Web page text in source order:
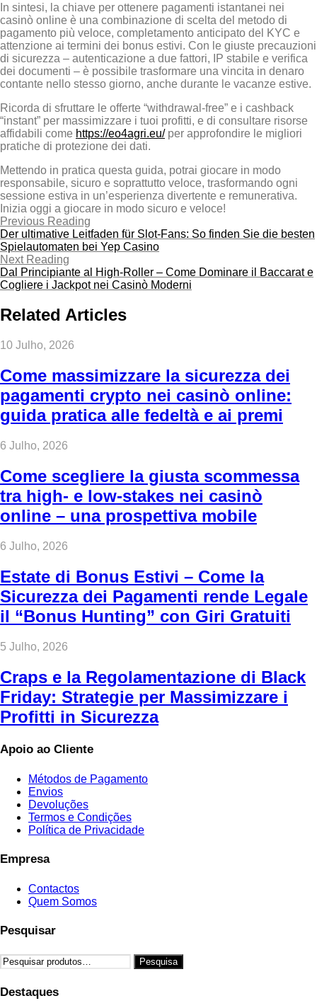
In sintesi, la chiave per ottenere pagamenti istantanei nei
casinò online è una combinazione di scelta del metodo di
pagamento più veloce, completamento anticipato del KYC e
attenzione ai termini dei bonus estivi. Con le giuste precauzioni
di sicurezza – autenticazione a due fattori, IP stabile e verifica
dei documenti – è possibile trasformare una vincita in denaro
contante nello stesso giorno, anche durante le vacanze estive.
Ricorda di sfruttare le offerte “withdrawal‑free” e i cashback
“instant” per massimizzare i tuoi profitti, e di consultare risorse
affidabili come https://eo4agri.eu/per approfondire le migliori
pratiche di protezione dei dati.
Mettendo in pratica questa guida, potrai giocare in modo
responsabile, sicuro e soprattutto veloce, trasformando ogni
sessione estiva in un’esperienza divertente e remunerativa.
Inizia oggi a giocare in modo sicuro e veloce!
Previous Reading
Der ultimative Leitfaden für Slot‑Fans: So finden Sie die besten
Spielautomaten bei Yep Casino
Next Reading
Dal Principiante al High‑Roller – Come Dominare il Baccarat e
Cogliere i Jackpot nei Casinò Moderni
Related Articles
10 Julho, 2026
Come massimizzare la sicurezza dei
pagamenti crypto nei casinò online:
guida pratica alle fedeltà e ai premi
6 Julho, 2026
Come scegliere la giusta scommessa
tra high‑ e low‑stakes nei casinò
online – una prospettiva mobile
6 Julho, 2026
Estate di Bonus Estivi – Come la
Sicurezza dei Pagamenti rende Legale
il “Bonus Hunting” con Giri Gratuiti
5 Julho, 2026
Craps e la Regolamentazione di Black
Friday: Strategie per Massimizzare i
Profitti in Sicurezza
Apoio ao Cliente
Métodos de Pagamento
Envios
Devoluções
Termos e Condições
Política de Privacidade
Empresa
Contactos
Quem Somos
Pesquisar
Pesquisar
por:
Pesquisa
Destaques